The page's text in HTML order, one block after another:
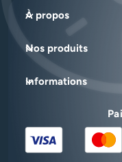
À propos
Nos produits
Informations